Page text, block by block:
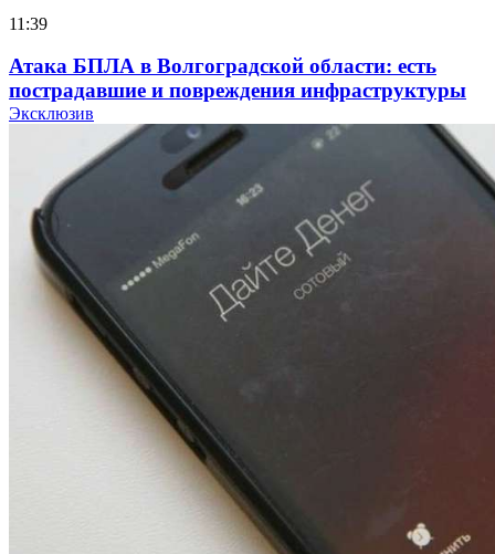
11:39
Атака БПЛА в Волгоградской области: есть
пострадавшие и повреждения инфраструктуры
Волгоградские вузы в топе зарплатного
рейтинга: ВолгГТУ и ВолгГМУ вошли в топ‑15
для химической отрасли и фармацевтики
18:39
В Красноармейском районе Волгограда стартует
конкурс на ремонт моста через Волго‑Донской
судоходный канал
Фестиваль #ТриЧетыре в Волгограде пройдёт
11–13 сентября в рамках Года единства народов
Эксклюзив